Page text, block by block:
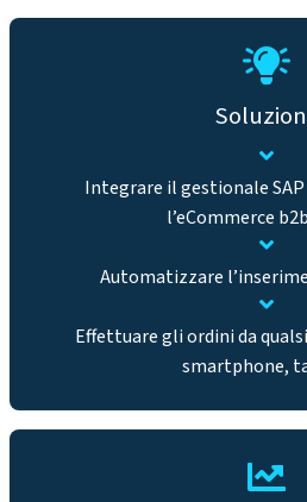
Integrare il gestionale SAP
l’eCommerce
Automatizzare
Effettuare gli ordini da
smartphone,